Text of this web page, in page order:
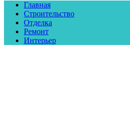
Главная
Строительство
Отделка
Ремонт
Интерьер